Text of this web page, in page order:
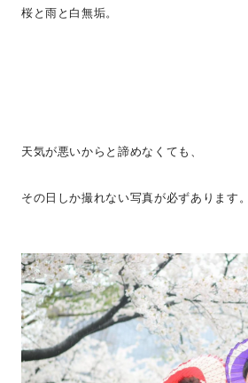
桜と雨と白無垢。
天気が悪いからと諦めなくても、
その日しか撮れない写真が必ずあります。